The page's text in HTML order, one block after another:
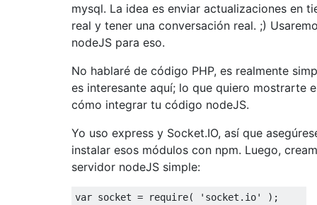
mysql. La idea es enviar actualizaciones en
real y tener una conversación real. ;)
nodeJS para eso.
No hablaré de código PHP, es realmente
es interesante aquí; lo que quiero mostrarte
cómo integrar tu código nodeJS.
Yo uso express y Socket.IO, así que
instalar esos módulos con npm. Luego,
servidor nodeJS simple:
var socket = require( 'socket.io'
);